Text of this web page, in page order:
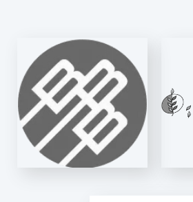
PHYTOBIOLAB
C-Pills